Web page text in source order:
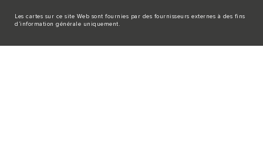
Les cartes sur ce site Web sont fournies par des fournisseurs externes à des fins
d’information générale uniquement.